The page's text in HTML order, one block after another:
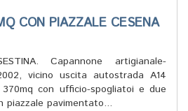
CON PIAZZALE CESENA
Capannone artigianale-
vicino uscita autostrada A14
con ufficio-spogliatoi e due
piazzale pavimentato...